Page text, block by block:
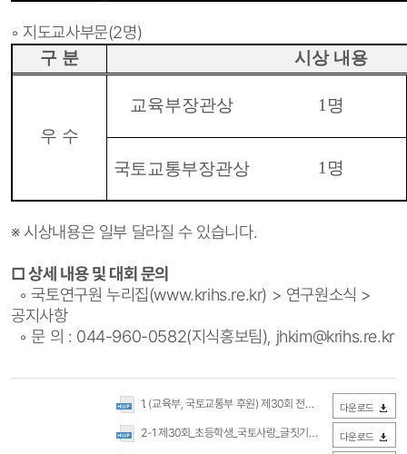
◦ 지도교사부문(2명)
구 분 시상 내용
우 수
교육부장관상 1 명
국토교통부장관상 1 명
※ 시상내용은 일부 달라질 수 있습니다.
□ 상세 내용 및 대회 문의
◦ 국토연구원 누리집(www.krihs.re.kr) > 연구원소식 >
공지사항
◦ 문 의 : 044-960-0582(지식홍보팀), jhkim@krihs.re.kr
1. (교육부, 국토교통부 후원) 제30회 전국 초등학생 국토사랑 글짓기대회 안내문.hwp 다운로드
2-1 제30회_초등학생_국토사랑_글짓기대회_원고지_양식(출력해서 사용).hwp 다운로드